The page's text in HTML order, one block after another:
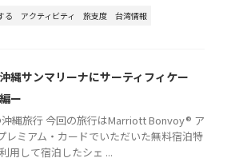
る アクティビティ 旅支度 台湾情報
縄サンマリーナにサーティフィケー
ー
縄旅行 今回の旅行はMarriott Bonvoy® ア
レミアム・カードでいただいた無料宿泊特
用して宿泊したシェ ...